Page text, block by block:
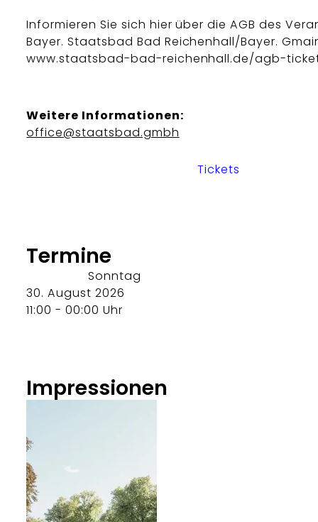
Informieren Sie sich hier über die AGB des
Bayer. Staatsbad Bad Reichenhall/Bayer.
www.staatsbad-bad-reichenhall.de/agb-
Weitere Informationen:
office@staatsbad.gmbh
Tickets
Termine
Sonntag
30. August 2026
11:00 - 00:00 Uhr
Impressionen